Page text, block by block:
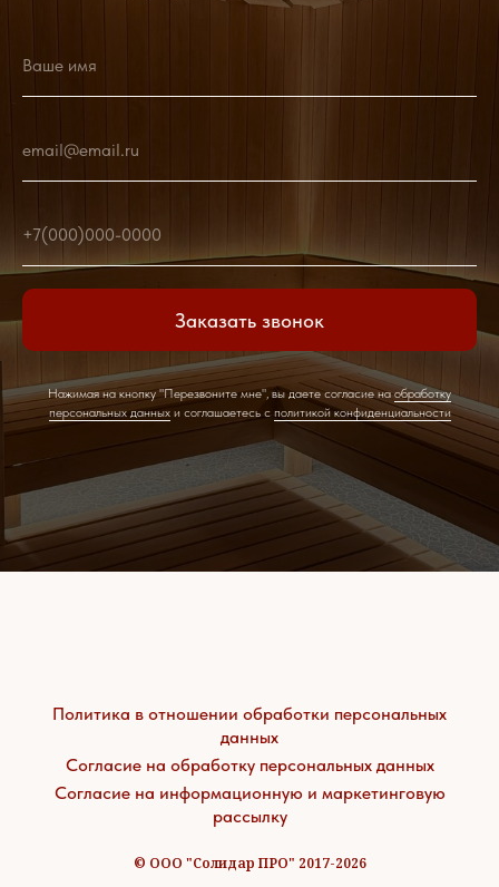
Ваше имя
email@email.ru
+7(000)000-0000
Заказать звонок
Нажимая на кнопку "Перезвоните мне", вы даете согласие наобработку
персональных данныхи соглашаетесь c политикой конфиденциальности
Политика в отношении обработки персональных
данных
Согласие на обработку персональных данных
Согласие на информационную и маркетинговую
рассылку
© ООО "Солидар ПРО" 2017-2026